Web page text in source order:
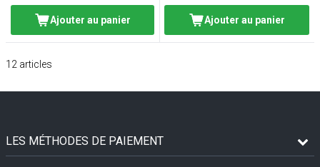
Ajouter au panier Ajouter au panier
12 articles
LES MÉTHODES DE PAIEMENT